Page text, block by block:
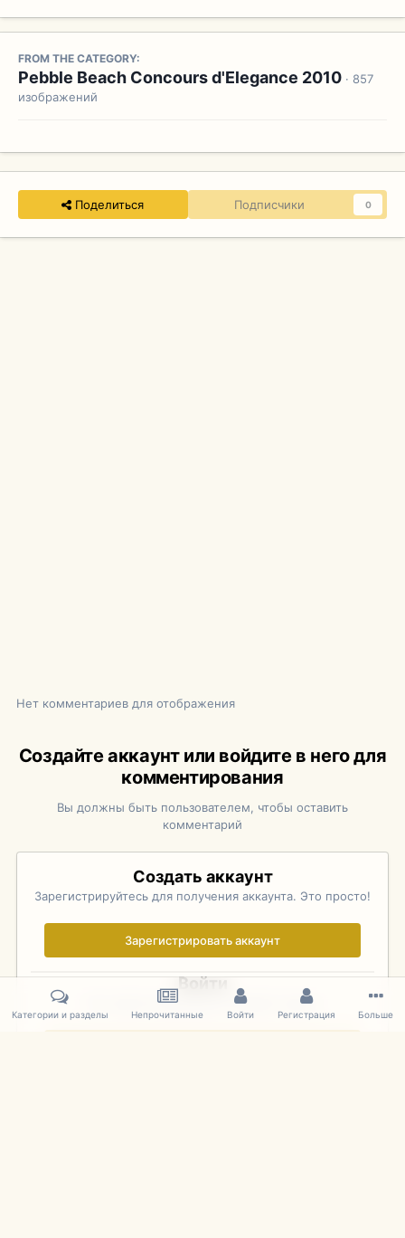
FROM THE CATEGORY:
Pebble Beach Concours d'Elegance 2010 · 857
изображений
Поделиться Подписчики 0
Нет комментариев для отображения
Создайте аккаунт или войдите в него для
комментирования
Вы должны быть пользователем, чтобы оставить
комментарий
Создать аккаунт
Зарегистрируйтесь для получения аккаунта. Это просто!
Зарегистрировать аккаунт
Войти
Уже зарегистрированы? Войдите здесь.
Категории и разделы Непрочитанные Войти Регистрация Больше